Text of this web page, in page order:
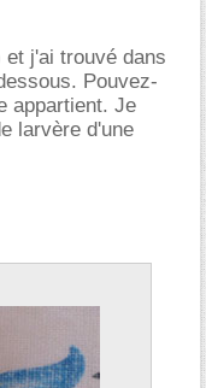
j'ai trouvé dans
Pouvez-
appartient. Je
larvère d'une